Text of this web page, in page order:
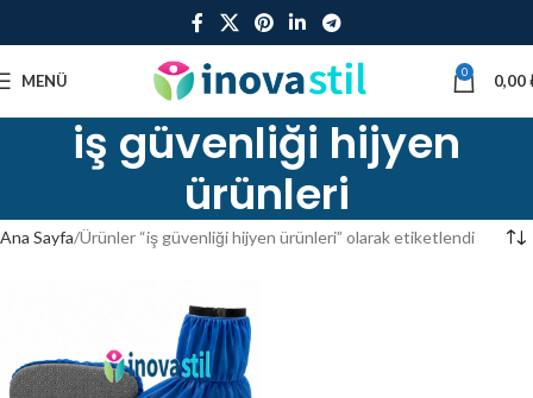
MENÜ 0 0,00
iş güvenliği hijyen
ürünleri
Ana Sayfa Ürünler “iş güvenliği hijyen ürünleri” olarak etiketlendi